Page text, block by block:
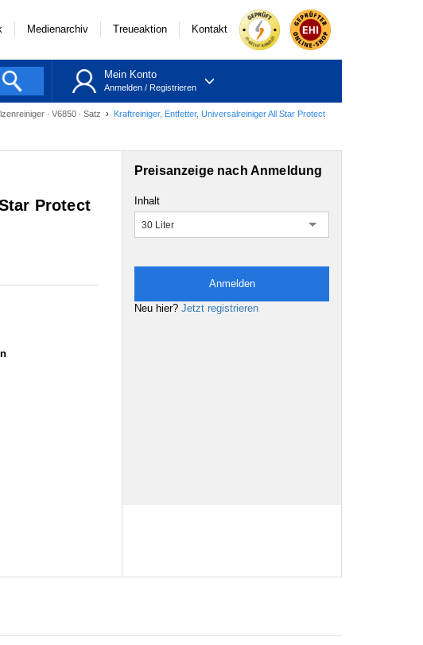
Medienarchiv Treueaktion Kontakt
Mein Konto
Anmelden / Registrieren
∙ V6850 ∙ Satz › Kraftreiniger, Entfetter, Universalreiniger All Star Protect
Protect
Preisanzeige nach Anmeldung
Inhalt
30 Liter
Anmelden
Neu hier? Jetzt registrieren